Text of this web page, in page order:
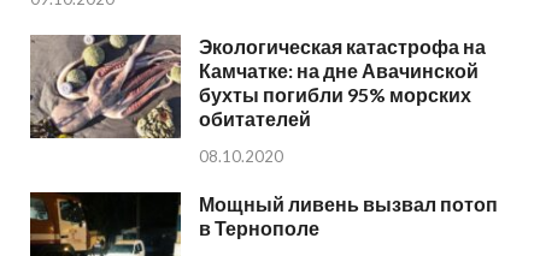
Экологическая катастрофа на
Камчатке: на дне Авачинской
бухты погибли 95% морских
обитателей
08.10.2020
Мощный ливень вызвал потоп
в Тернополе